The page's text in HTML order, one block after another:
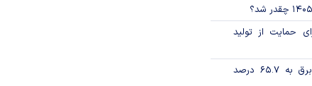
حمایت از تولید
تورم فصلی بخش برق به ۶۵.۷ درصد